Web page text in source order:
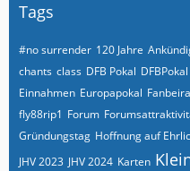
Tags
#no surrender 120 Jahre
chants class DFB Pokal DFBPokal
Einnahmen Europapokal
fly88rip1 Forum
Gründungstag Hoffnung auf
JHV 2023 JHV 2024 Karten